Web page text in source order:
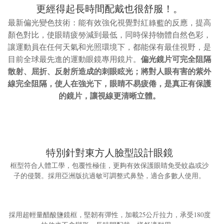
更經得起長時間配戴也很舒服！。
最新偏光變色技術：能有效強化視覺對紅綠藍的反應，提高
顏色對比，使眼睛疲勞減到最低，同時保持物體自然色彩，
讓運動員在任何天氣和光照環境下，都能保有最佳視野，是
目前全球最先進的運動眼鏡專用鏡片。 偏光鏡片可完全阻隔
散射、屈折、反射所造成的刺眼眩光；將對人眼有害的紫外
線完全阻隔，使人在強光下，眼睛不易疲倦，是真正有保護
的鏡片，讓視線更清晰立體。
特別針對東方人臉型設計眼鏡
框型符合人體工學，包覆性極佳，更夠有效保護眼睛免受蚊蟲或沙
子的侵襲。採用亞洲版抗過敏可調整式鼻墊，適合多數人使用。
採用超輕量醋酸鹽鏡框，堅韌有彈性，加載25公斤拉力，承受180度